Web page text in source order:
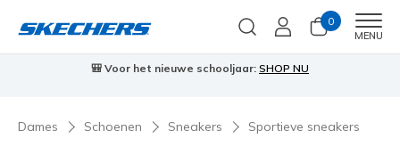
0
MENU
Skechers VIP:45 dagen retourrecht voor ledenMeld je aan
Dames Schoenen Sneakers Sportieve sneakers